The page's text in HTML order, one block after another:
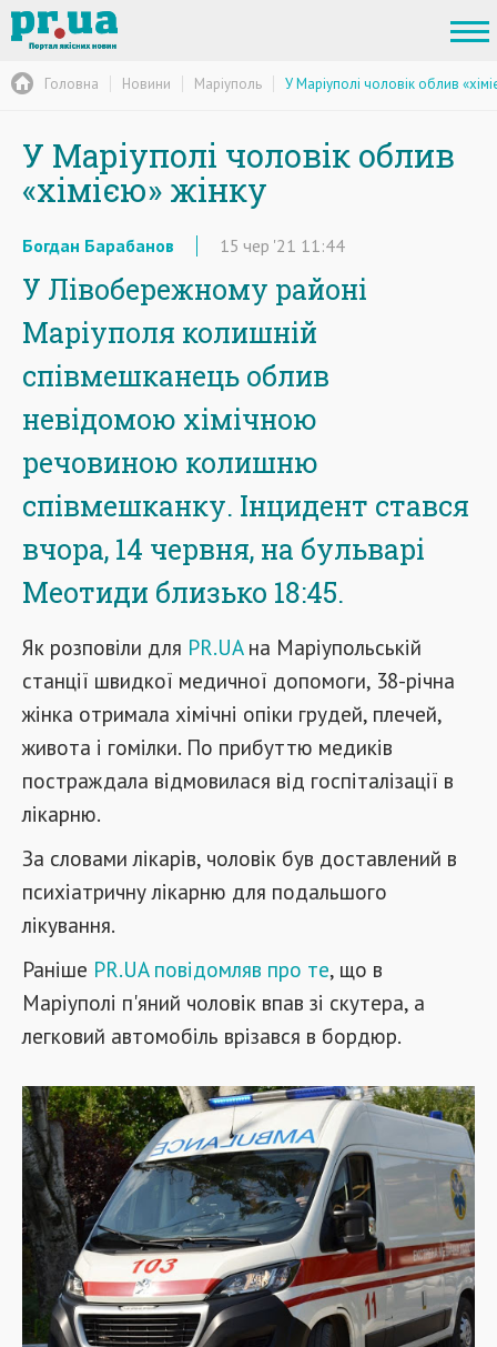
Головна Новини Маріуполь У Маріуполі чоловік облив
У Маріуполі чоловік облив
«хімією» жінку
Богдан Барабанов 15 чер '21 11:44
У Лівобережному районі
Маріуполя колишній
співмешканець облив
невідомою хімічною
речовиною колишню
співмешканку. Інцидент стався
вчора, 14 червня, на бульварі
Меотиди близько 18:45.
Як розповіли для PR.UAна Маріупольській
станції швидкої медичної допомоги, 38-річна
жінка отримала хімічні опіки грудей, плечей,
живота і гомілки. По прибуттю медиків
постраждала відмовилася від госпіталізації в
лікарню.
За словами лікарів, чоловік був доставлений в
психіатричну лікарню для подальшого
лікування.
Раніше PR.UA повідомляв про те, що в
Маріуполі п'яний чоловік впав зі скутера, а
легковий автомобіль врізався в бордюр.